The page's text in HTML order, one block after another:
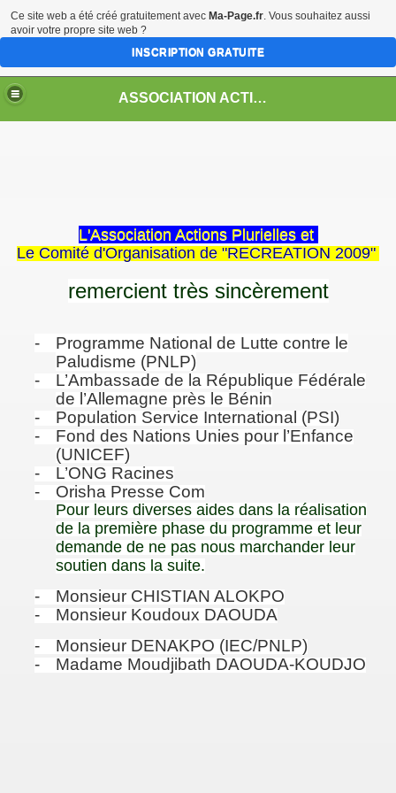
ASSOCIATION ACTIONS PLURIELLES BENIN
L'Association Actions Plurielles et
Le Comité d'Organisation de "RECREATION 2009"
remercient très sincèrement
-
Programme National de Lutte contre le
Paludisme (PNLP)
-
L’Ambassade de la République Fédérale
de l’Allemagne près le Bénin
-
Population Service International (PSI)
-
Fond des Nations Unies pour l’Enfance
(UNICEF)
-
L’ONG Racines
-
Orisha Presse Com
Pour leurs diverses aides dans la réalisation
de la première phase du programme et leur
demande de ne pas nous marchander leur
soutien dans la suite.
-
Monsieur CHISTIAN ALOKPO
-
Monsieur Koudoux DAOUDA
-
Monsieur DENAKPO (IEC/PNLP)
-
Madame Moudjibath DAOUDA-KOUDJO
Ce site web a été créé gratuitement avec Ma-Page.fr. Vous souhaitez aussi
avoir votre propre site web ?
INSCRIPTION GRATUITE